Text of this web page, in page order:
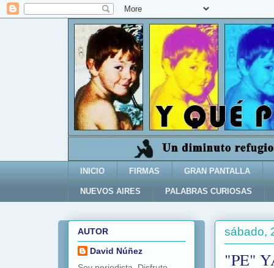
INICIO FIRMAS GRAN PANTALLA
NUEVOS AIRES PALABRAS CURIOSAS
sábado,
"PE"
AUTOR
David Núñez